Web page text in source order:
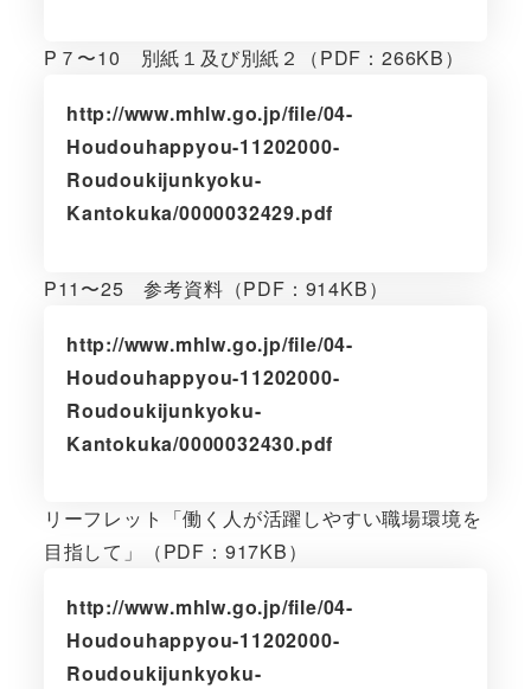
P７〜10 別紙１及び別紙２（PDF：266KB）
http://www.mhlw.go.jp/file/04-
Houdouhappyou-11202000-
Roudoukijunkyoku-
Kantokuka/0000032429.pdf
P11〜25 参考資料（PDF：914KB）
http://www.mhlw.go.jp/file/04-
Houdouhappyou-11202000-
Roudoukijunkyoku-
Kantokuka/0000032430.pdf
リーフレット「働く人が活躍しやすい職場環境を
目指して」（PDF：917KB）
http://www.mhlw.go.jp/file/04-
Houdouhappyou-11202000-
Roudoukijunkyoku-